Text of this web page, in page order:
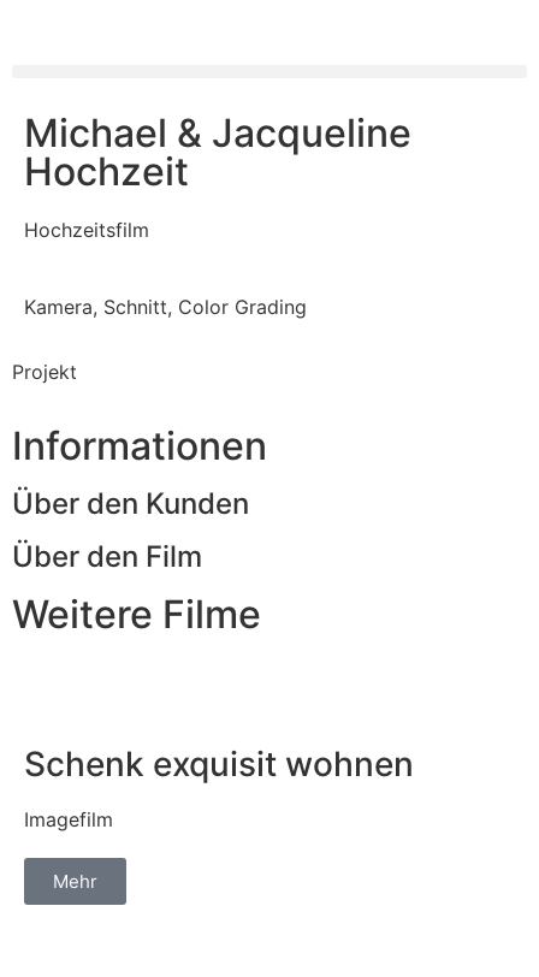
Michael & Jacqueline
Hochzeit
Hochzeitsfilm
Kamera, Schnitt, Color Grading
Projekt
Informationen
Über den Kunden
Über den Film
Weitere Filme
Schenk exquisit wohnen
Imagefilm
Mehr